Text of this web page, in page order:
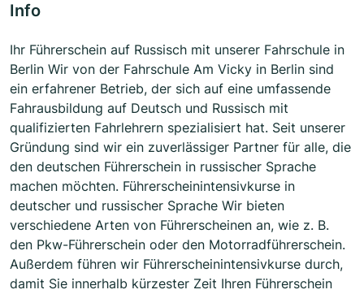
Info
Ihr Führerschein auf Russisch mit unserer Fahrschule in
Berlin Wir von der Fahrschule Am Vicky in Berlin sind
ein erfahrener Betrieb, der sich auf eine umfassende
Fahrausbildung auf Deutsch und Russisch mit
qualifizierten Fahrlehrern spezialisiert hat. Seit unserer
Gründung sind wir ein zuverlässiger Partner für alle, die
den deutschen Führerschein in russischer Sprache
machen möchten. Führerscheinintensivkurse in
deutscher und russischer Sprache Wir bieten
verschiedene Arten von Führerscheinen an, wie z. B.
den Pkw-Führerschein oder den Motorradführerschein.
Außerdem führen wir Führerscheinintensivkurse durch,
damit Sie innerhalb kürzester Zeit Ihren Führerschein